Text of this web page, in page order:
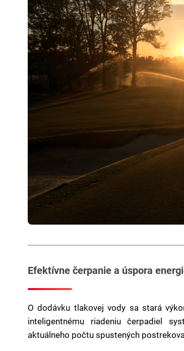
Efektívne čerpanie a úspora
O dodávku tlakovej vody sa stará
inteligentnému riadeniu čerpadiel
aktuálneho počtu spustených